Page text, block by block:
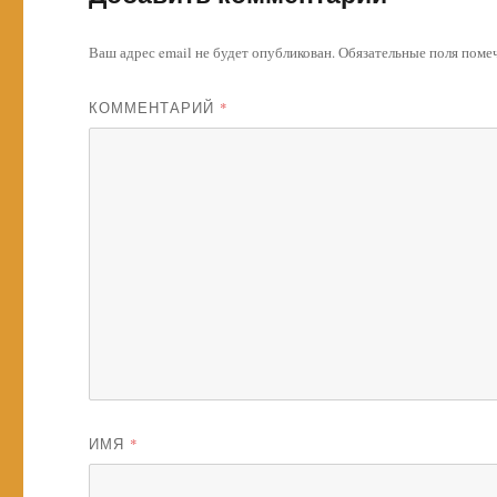
Ваш адрес email не будет опубликован.Обязательные поля
КОММЕНТАРИЙ *
ИМЯ *